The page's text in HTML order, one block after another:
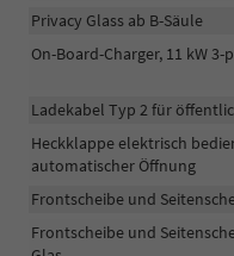
Privacy Glass ab B-Säule
On-Board-Charger, 11 kW
Ladekabel Typ 2 für
Heckklappe elektrisch
automatischer Öffnung
Frontscheibe und
Frontscheibe und